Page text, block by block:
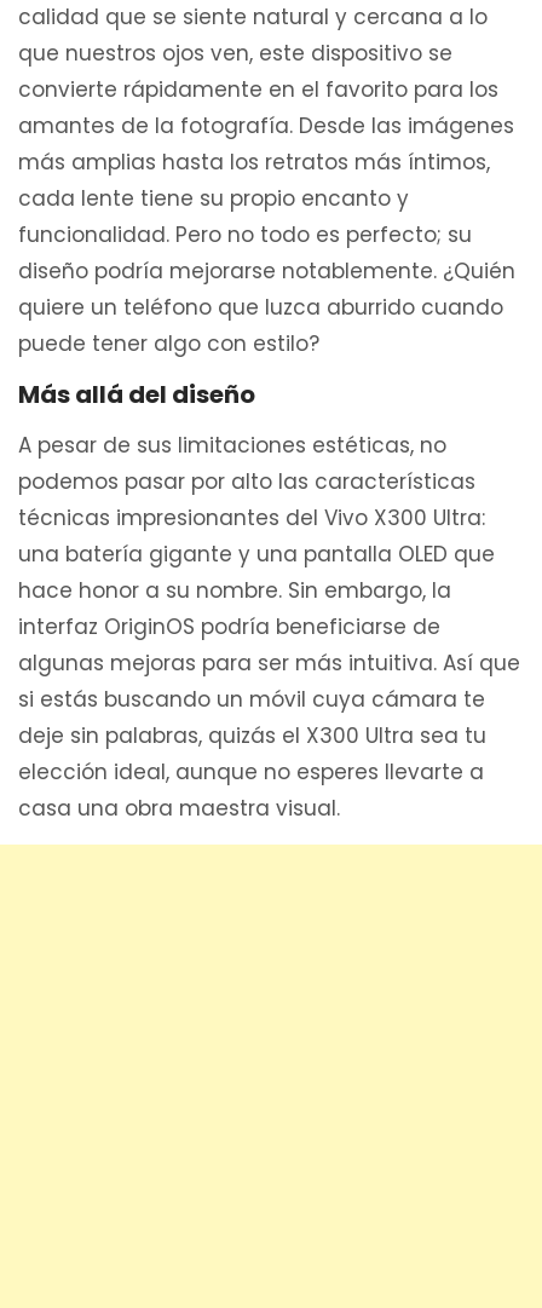
calidad que se siente natural y cercana a lo
que nuestros ojos ven, este dispositivo se
convierte rápidamente en el favorito para los
amantes de la fotografía. Desde las imágenes
más amplias hasta los retratos más íntimos,
cada lente tiene su propio encanto y
funcionalidad. Pero no todo es perfecto; su
diseño podría mejorarse notablemente. ¿Quién
quiere un teléfono que luzca aburrido cuando
puede tener algo con estilo?
Más allá del diseño
A pesar de sus limitaciones estéticas, no
podemos pasar por alto las características
técnicas impresionantes del Vivo X300 Ultra:
una batería gigante y una pantalla OLED que
hace honor a su nombre. Sin embargo, la
interfaz OriginOS podría beneficiarse de
algunas mejoras para ser más intuitiva. Así que
si estás buscando un móvil cuya cámara te
deje sin palabras, quizás el X300 Ultra sea tu
elección ideal, aunque no esperes llevarte a
casa una obra maestra visual.